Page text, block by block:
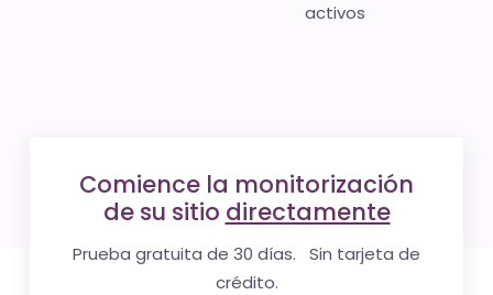
activos
Comience la monitorización
de su sitio directamente
Prueba gratuita de 30 días. Sin tarjeta de
crédito.